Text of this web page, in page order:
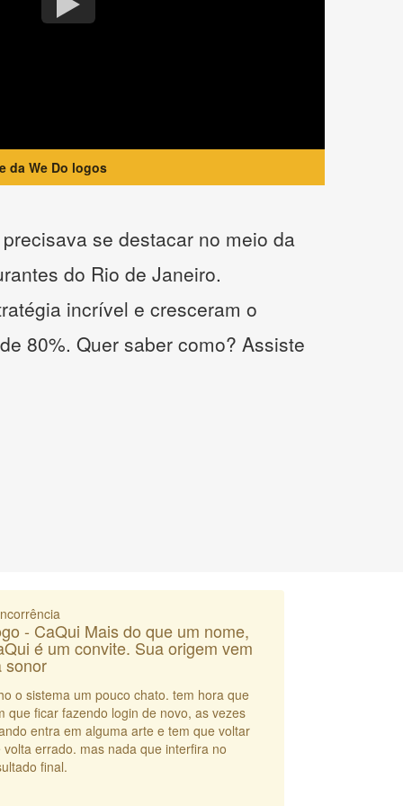
da We Do logos
se destacar no meio da
do Rio de Janeiro.
incrível e cresceram o
80%. Quer saber como? Assiste
- CaQui Mais do que um nome,
é um convite. Sua origem vem
sonor
o sistema um pouco chato. tem hora que
que ficar fazendo login de novo, as vezes
entra em alguma arte e tem que voltar
volta errado. mas nada que interfira no
final.